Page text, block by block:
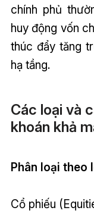
chính phủ
huy động vốn
thúc đẩy tăng
hạ tầng.
Các loại và
khoán khả
Phân loại theo
Cổ phiếu